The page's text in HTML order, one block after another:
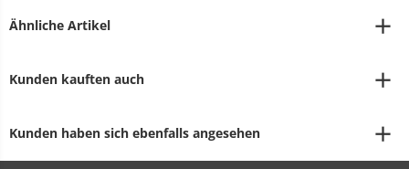
Ähnliche Artikel
Kunden kauften auch
Kunden haben sich ebenfalls angesehen